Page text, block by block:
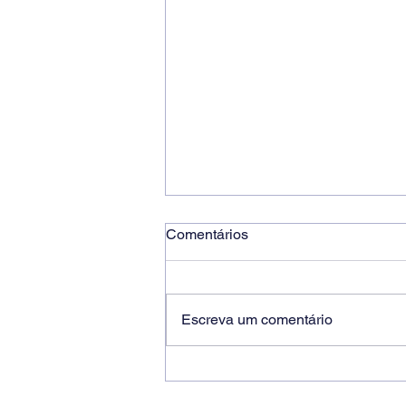
Comentários
Escreva um comentário